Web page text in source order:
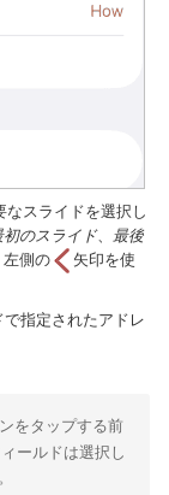
なスライドを選択し
初のスライド、 最後
左側の
矢印を使
指定されたアドレ
をタップする前
ールドは選択し